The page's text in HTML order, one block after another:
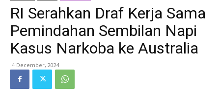
RI Serahkan Draf Kerja Sama
Pemindahan Sembilan Napi
Kasus Narkoba ke Australia
4 December, 2024